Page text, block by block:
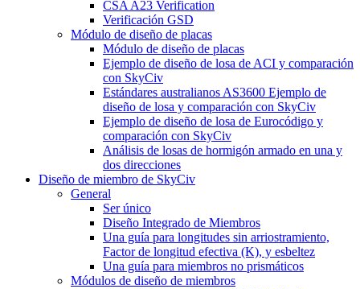
CSA A23 Verification
Verificación GSD
Módulo de diseño de placas
Módulo de diseño de placas
Ejemplo de diseño de losa de ACI y comparación
con SkyCiv
Estándares australianos AS3600 Ejemplo de
diseño de losa y comparación con SkyCiv
Ejemplo de diseño de losa de Eurocódigo y
comparación con SkyCiv
Análisis de losas de hormigón armado en una y
dos direcciones
Diseño de miembro de SkyCiv
General
Ser único
Diseño Integrado de Miembros
Una guía para longitudes sin arriostramiento,
Factor de longitud efectiva (K), y esbeltez
Una guía para miembros no prismáticos
Módulos de diseño de miembros